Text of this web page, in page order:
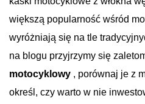
większą popularność wśród
wyróżniają się na tle
na blogu przyjrzymy się
motocyklowy , porównaj je z
określ, czy warto w nie